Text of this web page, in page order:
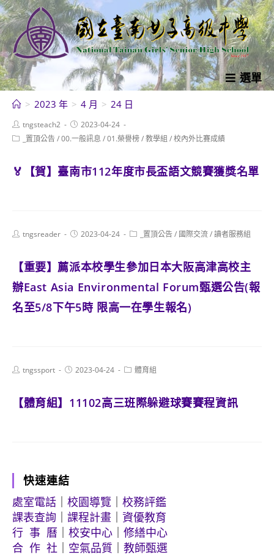
跳
轉
至
主
要
內
選單
> 2023 年 > 4 月 > 24 日
Post
author:
tngsteach2
Post
published:
2023-04-24
Post _置頂公告/00.一般訊息 /01.榮譽榜/教學組 /校內外比賽成績
🏅【賀】臺南市112年度市長盃語文競賽獲獎名單
Posttngsreader
Post2023-04-24
Post _置頂公告/ 國際交流/讀者服務組
【重要】薦派本校學生參加日本大阪高津高校主
辦East Asia Environmental Forum甄選公告(報
名至5/8下午5時 限高一在學生報名)
Posttngssport
Post2023-04-24
Post體育組
【體育組】11102高三班際躲避球賽賽程資訊
快速連結
處室電話
校園導覽
校務評鑑
課表查詢
課程計畫
資優教育
行 事 曆
校安中心
修繕中心
合 作 社
空氣品質 教師甄選